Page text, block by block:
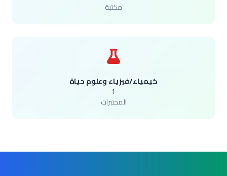
مكتبة
كيمياء/فيزياء وعلوم حياة
المختبرات